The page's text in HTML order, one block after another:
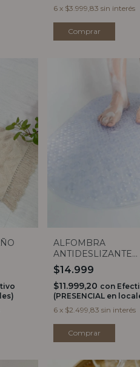
6 x $3.999,83 sin interés
ALFOMBRA
ANTIDESLIZANTE
PERLAS 38X68
$14.999
$11.999,20 con
(PRESENCIAL en
6 x $2.499,83 sin interés